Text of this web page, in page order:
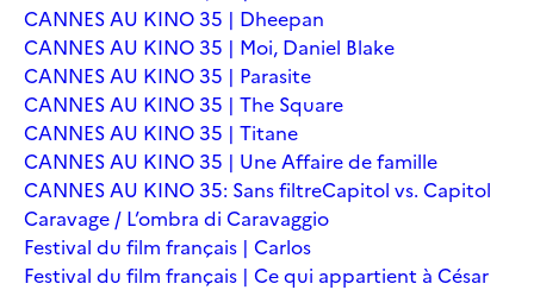
CANNES AU KINO 35 | Dheepan
CANNES AU KINO 35 | Moi, Daniel Blake
CANNES AU KINO 35 | Parasite
CANNES AU KINO 35 | The Square
CANNES AU KINO 35 | Titane
CANNES AU KINO 35 | Une Affaire de famille
CANNES AU KINO 35: Sans filtreCapitol vs. Capitol
Caravage / L’ombra di Caravaggio
Festival du film français | Carlos
Festival du film français | Ce qui appartient à César